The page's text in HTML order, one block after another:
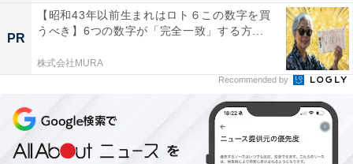
『ハリー・ポッター』シリーズで好きな作品ランキング（画像出典：
Amazon）
PR
【昭和43年以前生まれはロト６この数字を買
うべき】6つの数字が「完全一致」する方...
株式会社MURA
Recommended by